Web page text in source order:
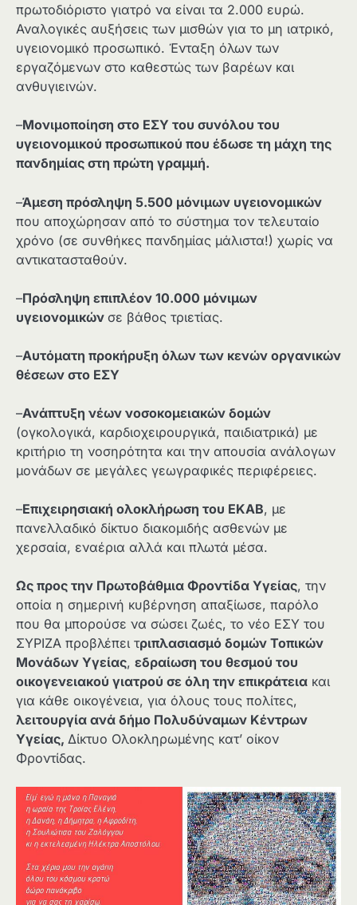
πρωτοδιόριστο γιατρό να είναι τα 2.000 ευρώ.
Αναλογικές αυξήσεις των μισθών για το μη ιατρικό,
υγειονομικό προσωπικό. Ένταξη όλων των
εργαζόμενων στο καθεστώς των βαρέων και
ανθυγιεινών.
–Μονιμοποίηση στο ΕΣΥ του συνόλου του
υγειονομικού προσωπικού που έδωσε τη μάχη της
πανδημίας στη πρώτη γραμμή.
–Άμεση πρόσληψη 5.500 μόνιμων υγειονομικών
που αποχώρησαν από το σύστημα τον τελευταίο
χρόνο (σε συνθήκες πανδημίας μάλιστα!) χωρίς να
αντικατασταθούν.
–Πρόσληψη επιπλέον 10.000 μόνιμων
υγειονομικών σε βάθος τριετίας.
–Αυτόματη προκήρυξη όλων των κενών οργανικών
θέσεων στο ΕΣΥ
–Ανάπτυξη νέων νοσοκομειακών δομών
(ογκολογικά, καρδιοχειρουργικά, παιδιατρικά) με
κριτήριο τη νοσηρότητα και την απουσία ανάλογων
μονάδων σε μεγάλες γεωγραφικές περιφέρειες.
–Επιχειρησιακή ολοκλήρωση του ΕΚΑΒ, με
πανελλαδικό δίκτυο διακομιδής ασθενών με
χερσαία, εναέρια αλλά και πλωτά μέσα.
Ως προς την Πρωτοβάθμια Φροντίδα Υγείας, την
οποία η σημερινή κυβέρνηση απαξίωσε, παρόλο
που θα μπορούσε να σώσει ζωές, το νέο ΕΣΥ του
ΣΥΡΙΖΑ προβλέπει τριπλασιασμό δομών Τοπικών
Μονάδων Υγείας, εδραίωση του θεσμού του
οικογενειακού γιατρού σε όλη την επικράτεια και
για κάθε οικογένεια, για όλους τους πολίτες,
λειτουργία ανά δήμο Πολυδύναμων Κέντρων
Υγείας, Δίκτυο Ολοκληρωμένης κατ’ οίκον
Φροντίδας.